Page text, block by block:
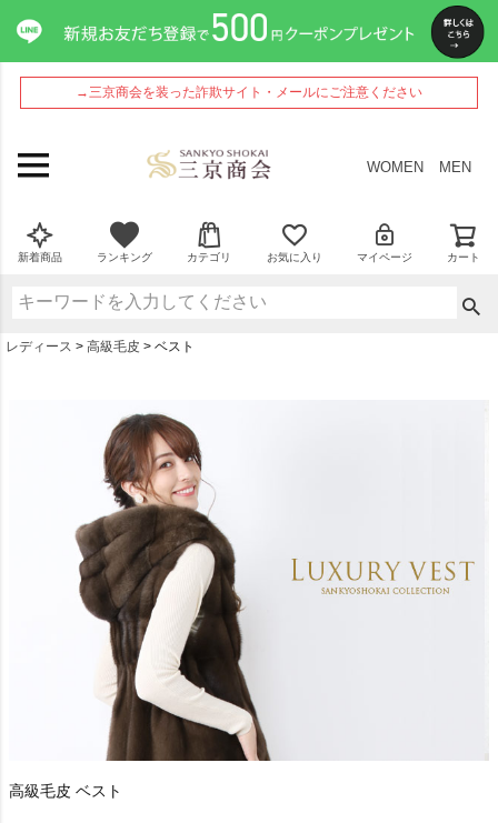
→三京商会を装った詐欺サイト・メールにご注意ください
WOMEN MEN
新着商品 ランキング カテゴリ お気に入り マイページ カート
レディース 高級毛皮 ベスト
高級毛皮 ベスト